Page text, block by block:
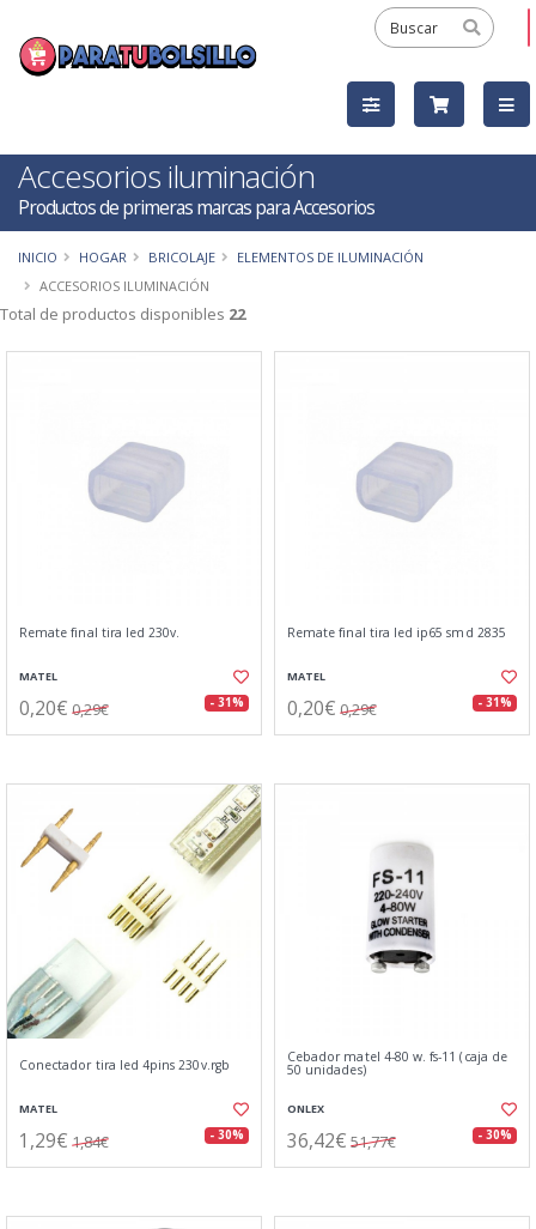
Accesorios iluminación
Productos de primeras marcas para Accesorios
INICIO HOGAR BRICOLAJE
ELEMENTOS DE ILUMINACIÓN
ACCESORIOS ILUMINACIÓN
Total de productos disponibles 22
Remate final tira led 230v.
MATEL
0,20€ 0,29€ - 31%
Remate final tira led ip65 smd 2835
MATEL
0,20€ 0,29€ - 31%
Conectador tira led 4pins 230v.rgb
MATEL
1,29€ 1,84€ - 30%
Cebador matel 4-80 w. fs-11 (caja de
50 unidades)
ONLEX
36,42€ 51,77€ - 30%